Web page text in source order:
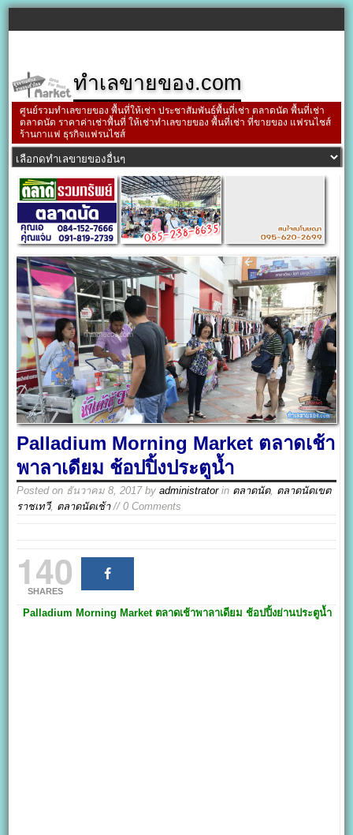
ทำเลขายของ.com
ศูนย์รวมทำเลขายของ พื้นที่ให้เช่า ประชาสัมพันธ์พื้นที่เช่า ตลาดนัด พื้นที่เช่า
ตลาดนัด ราคาค่าเช่าพื้นที่ ให้เช่าทำเลขายของ พื้นที่เช่า ที่ขายของ แฟรนไชส์
ร้านกาแฟ ธุรกิจแฟรนไชส์
Palladium Morning Market ตลาดเช้า
พาลาเดียม ช้อปปิ้งประตูน้ำ
Posted on ธันวาคม 8, 2017byadministratorin ตลาดนัด, ตลาดนัดเขต
ราชเทวี, ตลาดนัดเช้า// 0 Comments
140
SHARES
Palladium Morning Market ตลาดเช้าพาลาเดียม ช้อปปิ้งย่านประตูน้ำ